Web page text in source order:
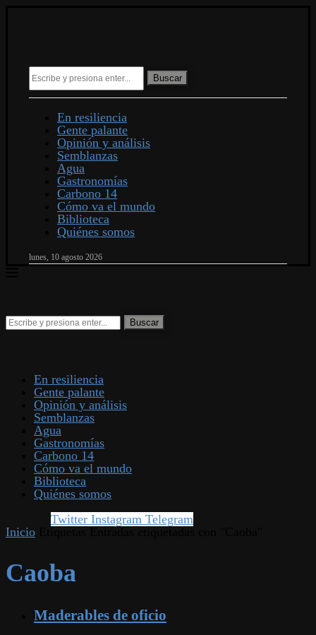
Buscar
En resiliencia
Gente palante
Opinión y análisis
Semblanzas
Agua
Gastronomías
Carbono 14
Cómo va el mundo
Biblioteca
Quiénes somos
lunes, 10 agosto 2026
En resiliencia
Gente palante
Opinión y análisis
Semblanzas
Agua
Gastronomías
Carbono 14
Cómo va el mundo
Biblioteca
Quiénes somos
Twitter Instagram Telegram
Inicio
Caoba
Maderables de oficio